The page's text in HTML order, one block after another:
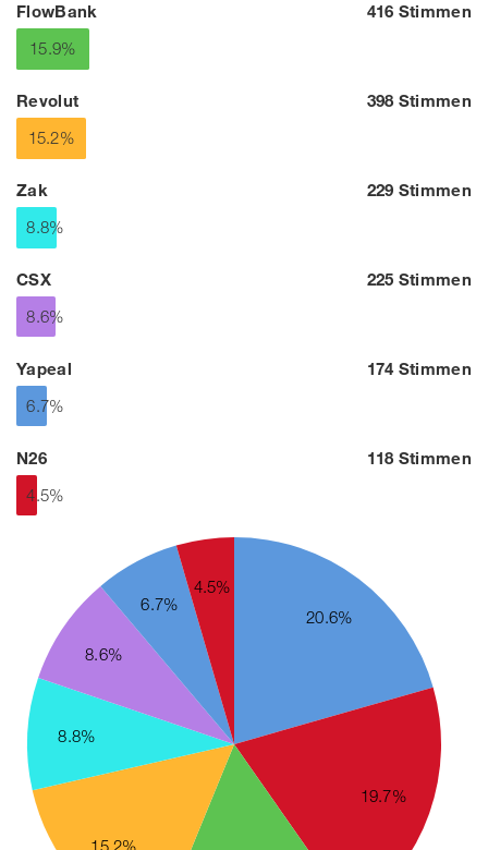
FlowBank
416 Stimmen
15.9%
Revolut
398 Stimmen
15.2%
Zak
229 Stimmen
8.8%
CSX
225 Stimmen
8.6%
Yapeal
174 Stimmen
6.7%
N26
118 Stimmen
4.5%
20.6%
19.7%
15.2%
8.8%
8.6%
6.7%
4.5%